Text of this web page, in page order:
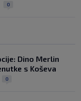
0
Dino Merlin
s Koševa
0